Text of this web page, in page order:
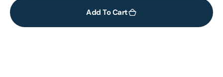
The
for
The
Add To Cart